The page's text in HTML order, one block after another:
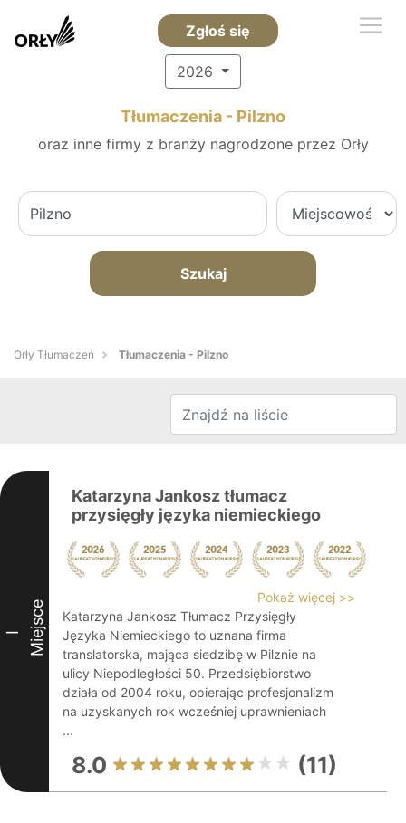
Zgłoś się
2026
Tłumaczenia - Pilzno
oraz inne firmy z branży nagrodzone przez Orły
Szukaj
Orły Tłumaczeń Tłumaczenia - Pilzno
I Miejsce
Katarzyna Jankosz tłumacz
przysięgły języka niemieckiego
Pokaż więcej >>
Katarzyna Jankosz Tłumacz Przysięgły
Języka Niemieckiego to uznana firma
translatorska, mająca siedzibę w Pilznie na
ulicy Niepodległości 50. Przedsiębiorstwo
działa od 2004 roku, opierając profesjonalizm
na uzyskanych rok wcześniej uprawnieniach
...
8.0 (11)